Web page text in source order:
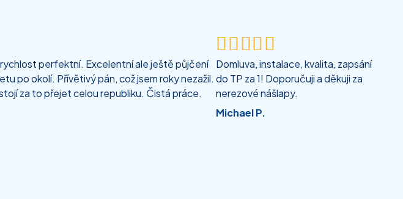
perfektní. Excelentní ale ještě půjčení
po okolí. Přívětivý pán, což jsem roky nezažil.
za to přejet celou republiku. Čistá práce.

Domluva, instalace, kvalita, zapsání
do TP za 1! Doporučuji a děkuji za
nerezové nášlapy.
Michael P.